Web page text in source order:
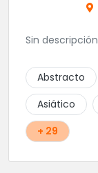
Sin descripción
Abstracto
Asiático
+ 29